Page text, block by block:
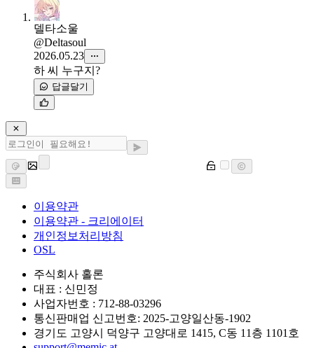
델타소울
@Deltasoul
2026.05.23
하 씨 누구지?
답글달기
이용약관
이용약관 - 크리에이터
개인정보처리방침
OSL
주식회사 홀론
대표 : 신민정
사업자번호 : 712-88-03296
통신판매업 신고번호: 2025-고양일산동-1902
경기도 고양시 덕양구 고양대로 1415, C동 11층 1101호